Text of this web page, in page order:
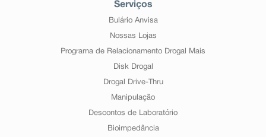
Serviços
Bulário Anvisa
Nossas Lojas
Programa de Relacionamento Drogal Mais
Disk Drogal
Drogal Drive-Thru
Manipulação
Descontos de Laboratório
Bioimpedância